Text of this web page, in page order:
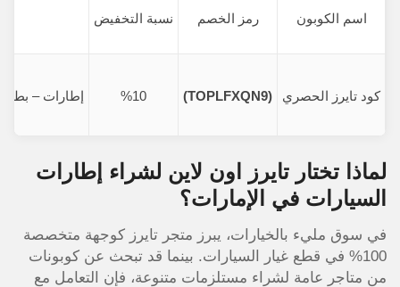
اسم الكوبون رمز الخصم نسبة التخفيض
كود تايرز الحصري (TOPLFXQN9)
%10 إطارات –
لماذا تختار تايرز اون لاين لشراء إطارات
السيارات في الإمارات؟
في سوق مليء بالخيارات، يبرز متجر تايرز كوجهة متخصصة
100% في قطع غيار السيارات. بينما قد تبحث عن كوبونات
من متاجر عامة لشراء مستلزمات متنوعة، فإن التعامل مع